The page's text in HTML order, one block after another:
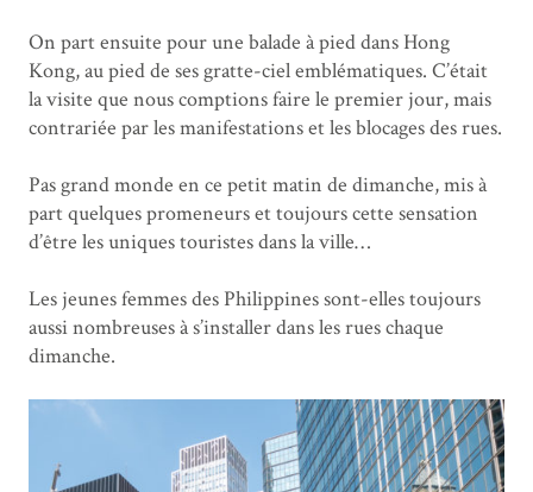
On part ensuite pour une balade à pied dans Hong
Kong, au pied de ses gratte-ciel emblématiques. C’était
la visite que nous comptions faire le premier jour, mais
contrariée par les manifestations et les blocages des rues.
Pas grand monde en ce petit matin de dimanche, mis à
part quelques promeneurs et toujours cette sensation
d’être les uniques touristes dans la ville…
Les jeunes femmes des Philippines sont-elles toujours
aussi nombreuses à s’installer dans les rues chaque
dimanche.